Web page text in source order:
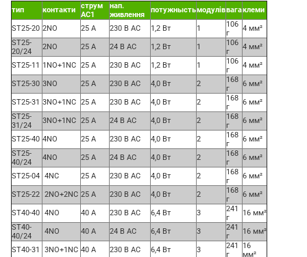
тип контакти
струм
AC1
нап.
живлення
потужныстьмодуліввагаклеми
ST25-20 2NO 25 A 230 В AC 1,2 Вт 1
106
г
4 мм²
ST25-
20/24
2NO 25 A 24 В AC 1,2 Вт 1
106
г
4 мм²
ST25-11 1NO+1NC 25 A 230 В AC 1,2 Вт 1
106
г
4 мм²
ST25-30 3NO 25 A 230 В AC 4,0 Вт 2
168
г
6 мм²
ST25-31 3NO+1NC 25 A 230 В AC 4,0 Вт 2
168
г
6 мм²
ST25-
31/24
3NO+1NC 25 A 24 В AC 4,0 Вт 2
168
г
6 мм²
ST25-40 4NO 25 A 230 В AC 4,0 Вт 2
168
г
6 мм²
ST25-
40/24
4NO 25 A 24 В AC 4,0 Вт 2
168
г
6 мм²
ST25-04 4NC 25 A 230 В AC 4,0 Вт 2
168
г
6 мм²
ST25-22 2NO+2NC 25 A 230 В AC 4,0 Вт 2
168
г
6 мм²
ST40-40 4NO 40 A 230 В AC 6,4 Вт 3
241
г
16 мм²
ST40-
40/24
4NO 40 A 24 В AC 6,4 Вт 3
241
г
16 мм²
ST40-31 3NO+1NC 40 A 230 В AC 6,4 Вт 3
241
г
16
мм²